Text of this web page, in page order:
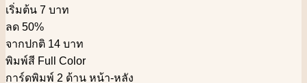
เริ่มต้น 7 บาท
ลด 50%
จากปกติ 14 บาท
พิมพ์สี Full Color
การ์ดพิมพ์ 2 ด้าน หน้า-หลัง